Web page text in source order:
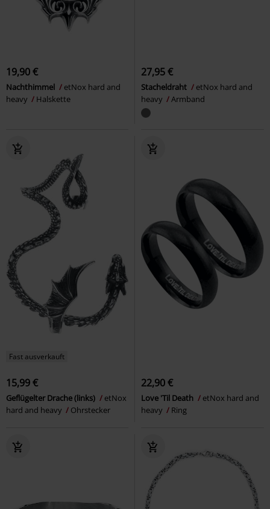
19,90 €
Nachthimmel
etNox hard and
heavy
Halskette
27,95 €
Stacheldraht
etNox hard and
heavy
Armband
Fast ausverkauft
15,99 €
Geflügelter Drache (links)
etNox
hard and heavy
Ohrstecker
22,90 €
Love 'Til Death
etNox hard and
heavy
Ring